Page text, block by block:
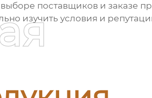
поставщиков и заказе
изучить условия и